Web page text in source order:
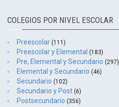
COLEGIOS POR NIVEL ESCOLAR
Preescolar (111)
Preescolar y Elemental (183)
Pre, Elemental y Secundario (297)
Elemental y Secundario (46)
Secundario (102)
Secundario y Post (6)
Postsecundario (356)